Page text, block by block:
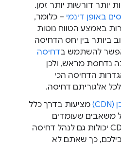
דורשות יותר זמן.
דינמי– כלומר,
הטווח נוטות
בין יחס הדחיסה
להשתמש בדחיסה
מראש, ולכן
הדחיסה הכי
אלגוריתם דחיסה.
מציעות בדרך כלל
שעומדים
בדרישות. רשתות CDN יכולות גם לנהל דחיסה
כך שאתם לא